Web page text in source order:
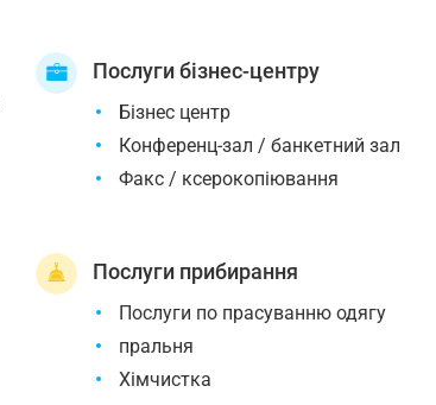
Послуги бізнес-центру
Бізнес центр
Конференц-зал / банкетний зал
Факс / ксерокопіювання
Послуги прибирання
Послуги по прасуванню одягу
пральня
Хімчистка